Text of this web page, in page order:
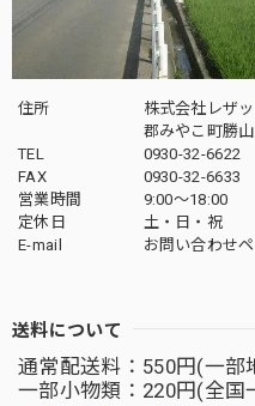
住所
株式会社レザ
郡みやこ町勝
TEL
0930-32-6622
FAX
0930-32-6633
営業時間
9:00〜18:00
定休日
土・日・祝
E-mail
お問い合わせ
送料について
通常配送料：550円(一部
一部小物類：220円(全国